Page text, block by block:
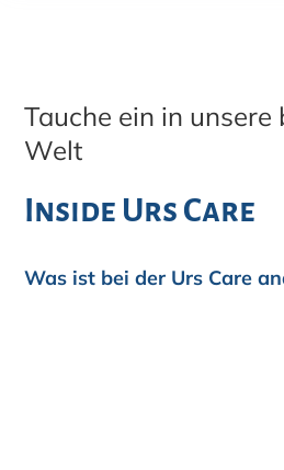
Tauche ein in unsere
Welt
Inside Urs Care
Was ist bei der Urs Care